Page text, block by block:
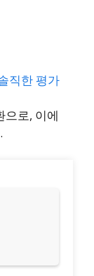
직한 평가
으로, 이에